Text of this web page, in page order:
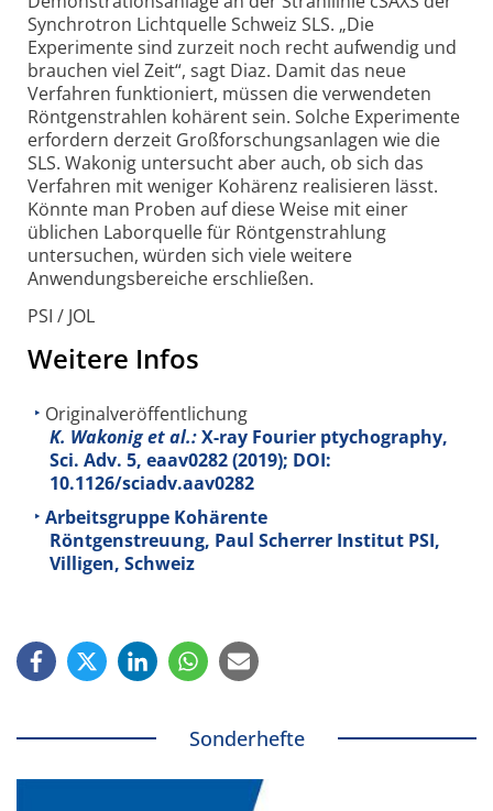
Synchrotron Lichtquelle Schweiz SLS. „Die
Experimente sind zurzeit noch recht aufwendig und
brauchen viel Zeit“, sagt Diaz. Damit das neue
Verfahren funktioniert, müssen die verwendeten
Röntgenstrahlen kohärent sein. Solche Experimente
erfordern derzeit Großforschungsanlagen wie die
SLS. Wakonig untersucht aber auch, ob sich das
Verfahren mit weniger Kohärenz realisieren lässt.
Könnte man Proben auf diese Weise mit einer
üblichen Laborquelle für Röntgenstrahlung
untersuchen, würden sich viele weitere
Anwendungsbereiche erschließen.
PSI / JOL
Weitere Infos
Originalveröffentlichung
K. Wakonig et al.:X-ray Fourier ptychography,
Sci. Adv. 5, eaav0282 (2019); DOI:
10.1126/sciadv.aav0282
Arbeitsgruppe Kohärente
Röntgenstreuung, Paul Scherrer Institut PSI,
Villigen, Schweiz
Sonderhefte